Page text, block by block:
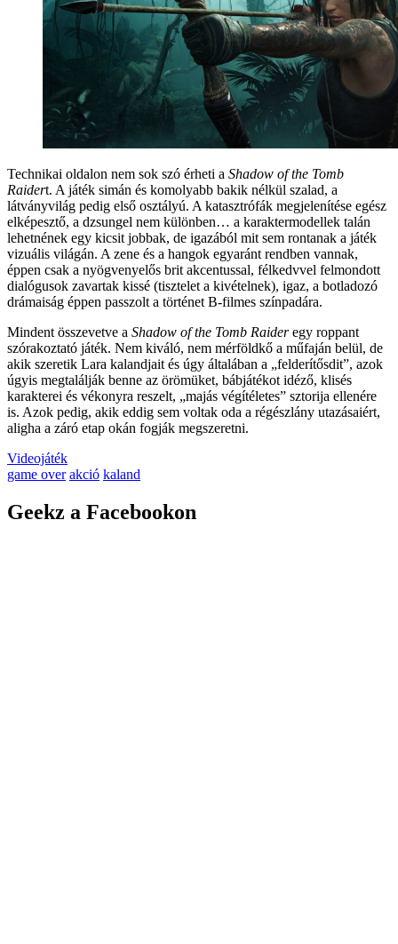
Technikai oldalon nem sok szó érheti a Shadow of the Tomb
Raidert. A játék simán és komolyabb bakik nélkül szalad, a
látványvilág pedig első osztályú. A katasztrófák megjelenítése egész
elképesztő, a dzsungel nem különben… a karaktermodellek talán
lehetnének egy kicsit jobbak, de igazából mit sem rontanak a játék
vizuális világán. A zene és a hangok egyaránt rendben vannak,
éppen csak a nyögvenyelős brit akcentussal, félkedvvel felmondott
dialógusok zavartak kissé (tisztelet a kivételnek), igaz, a botladozó
drámaiság éppen passzolt a történet B-filmes színpadára.
Mindent összevetve a Shadow of the Tomb Raideregy roppant
szórakoztató játék. Nem kiváló, nem mérföldkő a műfaján belül, de
akik szeretik Lara kalandjait és úgy általában a „felderítősdit”, azok
úgyis megtalálják benne az örömüket, bábjátékot idéző, klisés
karakterei és vékonyra reszelt, „majás végítéletes” sztorija ellenére
is. Azok pedig, akik eddig sem voltak oda a régészlány utazásaiért,
aligha a záró etap okán fogják megszeretni.
Videojáték
game over akció kaland
Geekz a Facebookon